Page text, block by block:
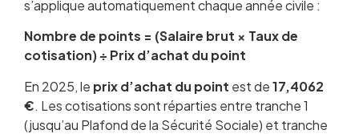
s’applique automatiquement chaque année civile :
Nombre de points = (Salaire brut × Taux de
cotisation) ÷ Prix d’achat du point
En 2025, le prix d’achat du point est de17,4062
€. Les cotisations sont réparties entre tranche 1
(jusqu’au Plafond de la Sécurité Sociale) et tranche